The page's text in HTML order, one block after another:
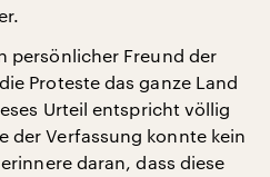
persönlicher Freund der
Proteste das ganze Land
Urteil entspricht völlig
der Verfassung konnte kein
daran, dass diese